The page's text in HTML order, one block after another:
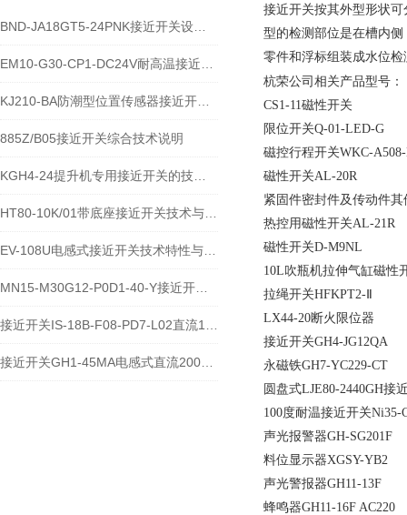
885Z/B05接近开关综合技术说明
接近开关按其外型形状
型的检测部位是在槽内
零件和浮标组装成水位检
杭荣公司相关产品型号：
CS1-11磁性开关
限位开关Q-01-LED-G
磁控行程开关WKC-
磁性开关AL-20R
紧固件密封件及传动件其
热控用磁性开关AL-21R
磁性开关D-M9NL
10L吹瓶机拉伸气缸磁性
拉绳开关HFKPT2-Ⅱ
LX44-20断火限位器
接近开关GH4-JG12QA
永磁铁GH7-YC229-CT
圆盘式LJE80-2440GH接
100度耐温接近开关Ni35-
声光报警器GH-SG201F
料位显示器XGSY-YB2
声光警报器GH11-13F
蜂鸣器GH11-16F AC220